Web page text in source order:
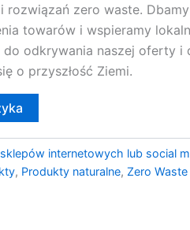
zero waste.
towarów i wspieramy
odkrywania naszej oferty i
o przyszłość Ziemi.
internetowych lub social
, Produkty naturalne, Zero Waste